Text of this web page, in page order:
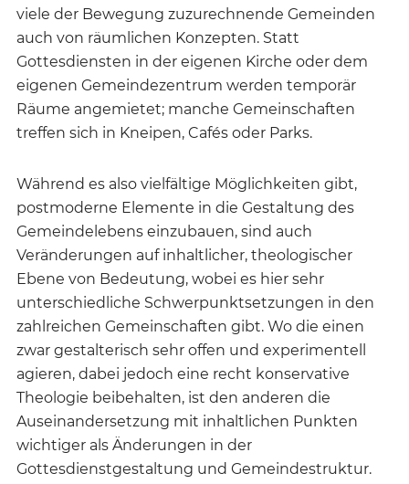
viele der Bewegung zuzurechnende Gemeinden
auch von räumlichen Konzepten. Statt
Gottesdiensten in der eigenen Kirche oder dem
eigenen Gemeindezentrum werden temporär
Räume angemietet; manche Gemeinschaften
treffen sich in Kneipen, Cafés oder Parks.
Während es also vielfältige Möglichkeiten gibt,
postmoderne Elemente in die Gestaltung des
Gemeindelebens einzubauen, sind auch
Veränderungen auf inhaltlicher, theologischer
Ebene von Bedeutung, wobei es hier sehr
unterschiedliche Schwerpunktsetzungen in den
zahlreichen Gemeinschaften gibt. Wo die einen
zwar gestalterisch sehr offen und experimentell
agieren, dabei jedoch eine recht konservative
Theologie beibehalten, ist den anderen die
Auseinandersetzung mit inhaltlichen Punkten
wichtiger als Änderungen in der
Gottesdienstgestaltung und Gemeindestruktur.